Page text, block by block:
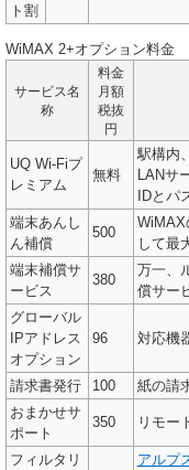
ト割
WiMAX 2+オプション料金
サービス名
称
料金
月額
税抜
円
UQ Wi-Fiプ
レミアム
無料
駅構内
LANサ
IDとパ
端末あんし
ん補償
500
WiMAX
して最
端末補償サ
ービス
380
万一、
償サー
グローバル
IPアドレス
オプション
96 対応機
請求書発行 100
紙の請
おまかせサ
ポート
350 リモー
フィルタリ
アルプ